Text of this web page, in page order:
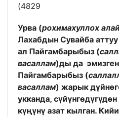
4829)
Урва (рохимахуллох
Лахабдын Сувайба
ал Пайгамбарыбыз (
васаллам)ды да
Пайгамбарыбыз (
васаллам) жарык
укканда,
күңүнү азат кылган.